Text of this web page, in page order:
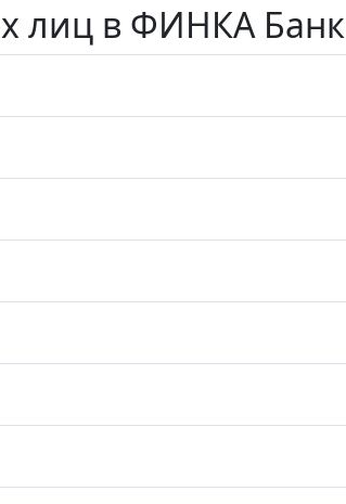
лиц в ФИНКА Банк